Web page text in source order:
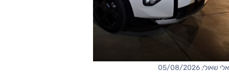
אלי שאולי, 05/08/2026